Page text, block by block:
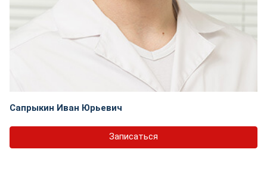
Сапрыкин Иван Юрьевич
Записаться